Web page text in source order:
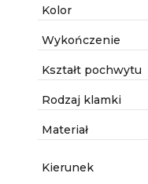
Kolor
Wykończenie
Kształt pochwytu
Rodzaj klamki
Materiał
Kierunek